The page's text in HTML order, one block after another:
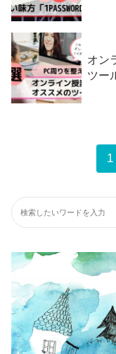
オン
ツー
1